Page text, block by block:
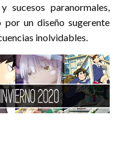
paranormales,
por un diseño sugerente
inolvidables.